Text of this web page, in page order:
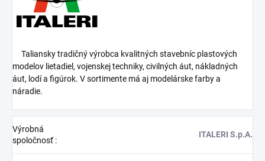
Taliansky tradičný výrobca kvalitných stavebníc plastových
modelov lietadiel, vojenskej techniky, civilných áut, nákladných
áut, lodí a figúrok. V sortimente má aj modelárske farby a
náradie.
Výrobná
spoločnosť:
ITALERI S.p.A.